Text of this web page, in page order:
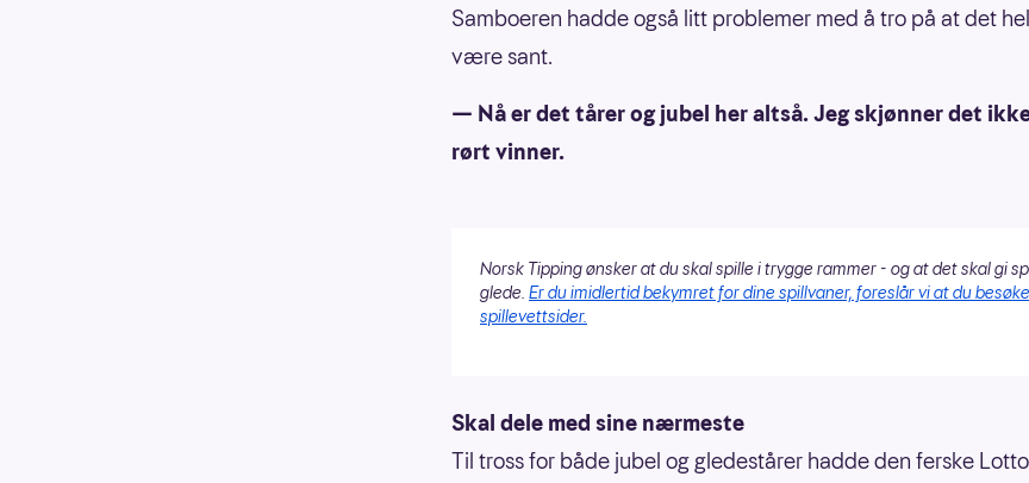
Samboeren hadde også litt problemer med å tro på at det
være sant.
— Nå er det tårer og jubel her altså. Jeg skjønner det
rørt vinner.
Norsk Tipping ønsker at du skal spille i trygge rammer - og at det skal gi
glede. Er du imidlertid bekymret for dine spillvaner, foreslår vi at du
spillevettsider.
Skal dele med sine nærmeste
Til tross for både jubel og gledestårer hadde den ferske